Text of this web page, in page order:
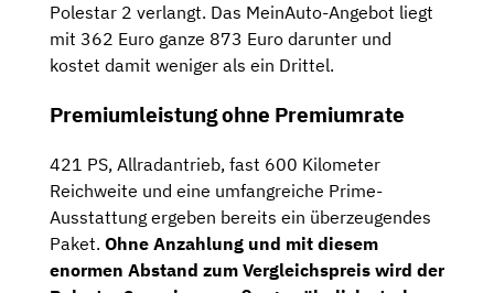
Polestar 2 verlangt. Das MeinAuto-Angebot liegt
mit 362 Euro ganze 873 Euro darunter und
kostet damit weniger als ein Drittel.
Premiumleistung ohne Premiumrate
421 PS, Allradantrieb, fast 600 Kilometer
Reichweite und eine umfangreiche Prime-
Ausstattung ergeben bereits ein überzeugendes
Paket. Ohne Anzahlung und mit diesem
enormen Abstand zum Vergleichspreis wird der